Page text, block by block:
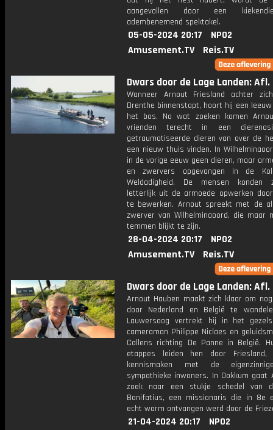
aangevallen door een
adembenemend spektakel.
05-05-2024 20:17
NPO2
Amusement.TV
Reis.TV
Dwars door de Lage Landen: Afl.
Wanneer Arnout Friesland achter
Drenthe binnenstapt, hoort hij een
het bos. Na wat zoeken komen
vrienden terecht in een
getraumatiseerde dieren van over de
een nieuw thuis vinden. In
in de vorige eeuw geen dieren, maar
en zwervers opgevangen in de
Weldadigheid. De mensen konden
letterlijk uit de armoede opwerken
te bewerken. Arnout spreekt met de
zwerver van Wilhelminaoord, die maar
temmen blijkt te zijn.
28-04-2024 20:17
NPO2
Amusement.TV
Reis.TV
Dwars door de Lage Landen: Afl.
Arnout Hauben maakt zich klaar om
door Nederland en België te
Lauwersoog vertrekt hij in het
cameraman Philippe Niclaes en
Callens richting De Panne in België.
etappes leiden hen door
kennismaken met de
sympathieke inwoners. In Dokkum gaat
zoek naar een stukje schedel van
Bonifatius, een missionaris die in 8e
echt warm ontvangen werd door de
21-04-2024 20:17
NPO2